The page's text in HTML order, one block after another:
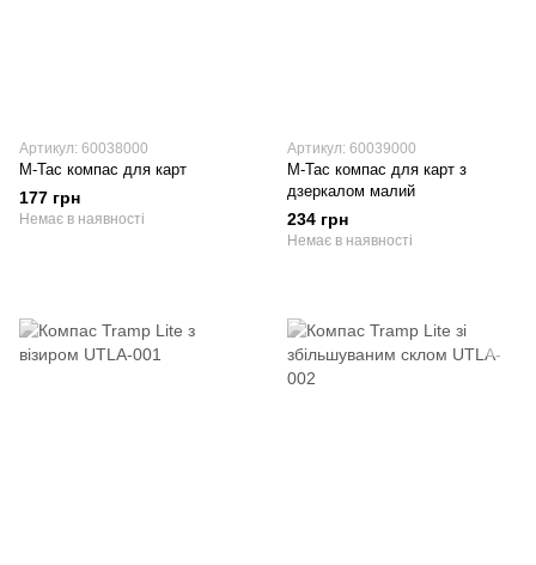
Артикул: 60038000
M-Tac компас для карт
177 грн
Немає в наявності
Артикул: 60039000
M-Tac компас для карт з
дзеркалом малий
234 грн
Немає в наявності